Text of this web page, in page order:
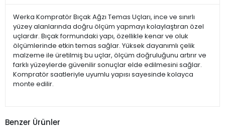
Werka Kompratör Bıçak Ağzı Temas Uçları, ince ve sınırlı
yüzey alanlarında doğru ölçüm yapmayı kolaylaştıran özel
uçlardır. Bıçak formundaki yapı, özellikle kenar ve oluk
ölçümlerinde etkin temas sağlar. Yüksek dayanımlı çelik
malzeme ile üretilmiş bu uçlar, ölçüm doğruluğunu artırır ve
farklı yüzeylerde güvenilir sonuçlar elde edilmesini sağlar.
Kompratör saatleriyle uyumlu yapısı sayesinde kolayca
monte edilir.
Benzer Ürünler